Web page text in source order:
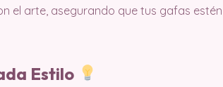
el arte, asegurando que tus gafas
Estilo